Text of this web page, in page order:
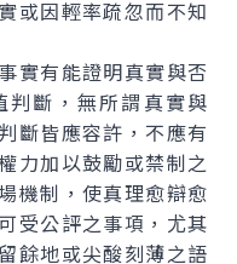
或因輕率疏忽而不知
實有能證明真實與否
判斷，無所謂真實與
斷皆應容許，不應有
力加以鼓勵或禁制之
機制，使真理愈辯愈
受公評之事項，尤其
餘地或尖酸刻薄之語